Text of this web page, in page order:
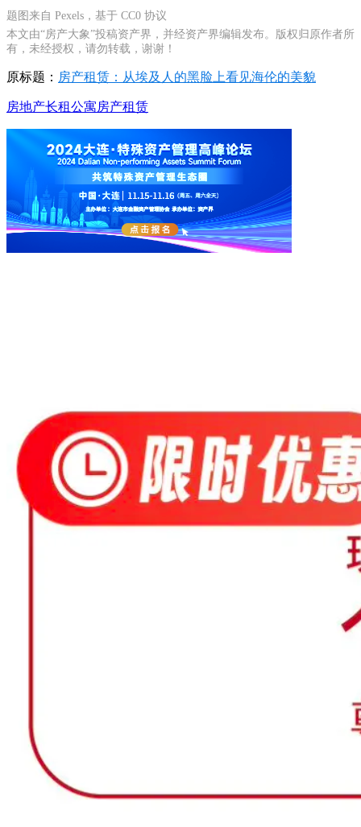
题图来自 Pexels，基于 CC0 协议
本文由“房产大象”投稿资产界，并经资产界编辑发布。版权归原作者所
有，未经授权，请勿转载，谢谢！
原标题： 房产租赁：从埃及人的黑脸上看见海伦的美貌
房地产长租公寓房产租赁